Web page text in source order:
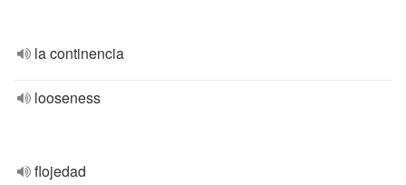
la continencia
looseness
flojedad